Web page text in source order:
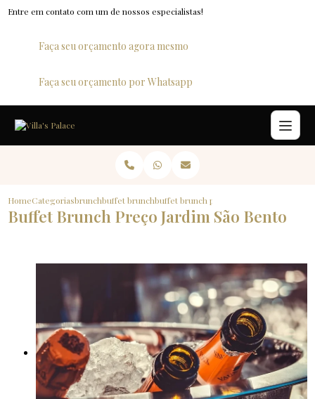
Entre em contato com um de nossos especialistas!
Faça seu orçamento agora mesmo
Faça seu orçamento por Whatsapp
HomeCategoriasbrunchbuffet brunchbuffet brunch preco jardim sao bento
Buffet Brunch Preço Jardim São Bento